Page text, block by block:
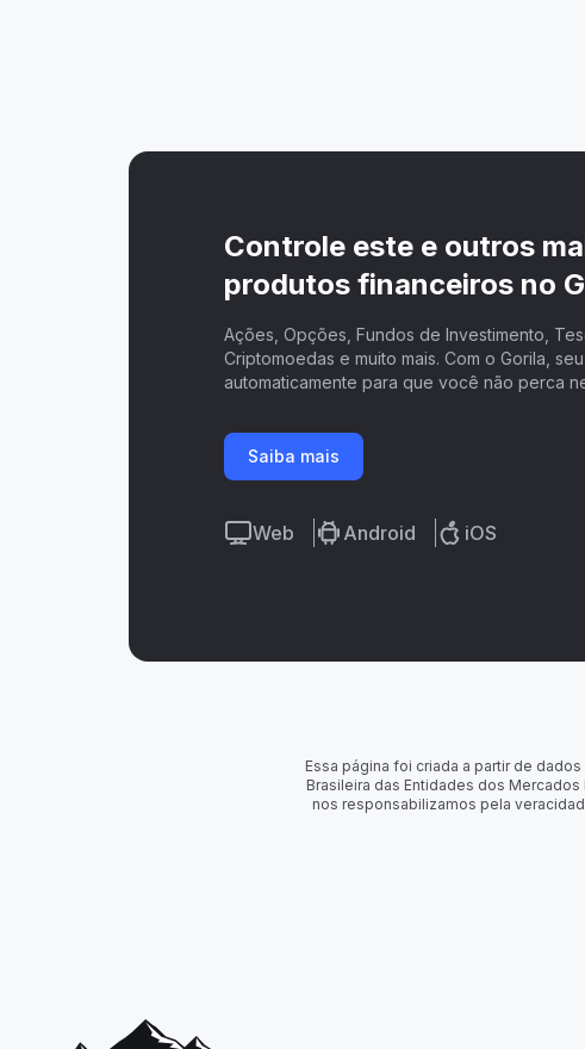
Controle este e outros
produtos financeiros no
Ações, Opções, Fundos de Investimento,
Criptomoedas e muito mais. Com o Gorila,
automaticamente para que você não perca
Saiba mais
Web Android iOS
Essa página foi criada a partir de
Brasileira das Entidades dos
nos responsabilizamos pela